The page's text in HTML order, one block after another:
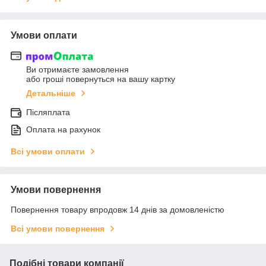
Умови оплати
Ви отримаєте замовлення
або гроші повернуться на вашу картку
Детальніше
Післяплата
Оплата на рахунок
Всі умови оплати
Умови повернення
Повернення товару впродовж 14 днів за домовленістю
Всі умови повернення
Подібні товари компанії